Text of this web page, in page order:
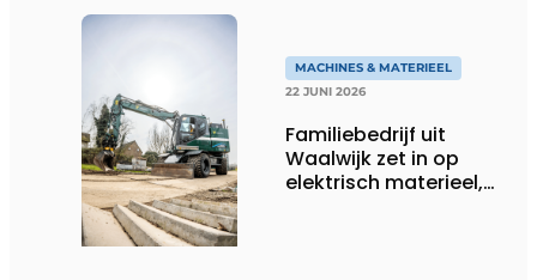
MACHINES & MATERIEEL
22 JUNI 2026
Familiebedrijf uit
Waalwijk zet in op
elektrisch materieel,